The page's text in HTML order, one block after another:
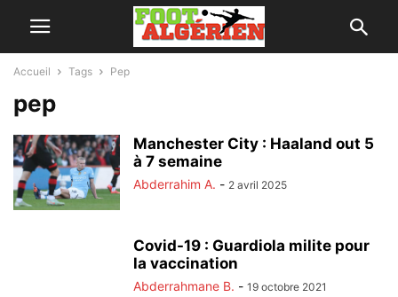
Accueil Tags Pep
pep
Manchester City : Haaland out 5
à 7 semaine
Abderrahim A. - 2 avril 2025
Covid-19 : Guardiola milite pour
la vaccination
Abderrahmane B. - 19 octobre 2021